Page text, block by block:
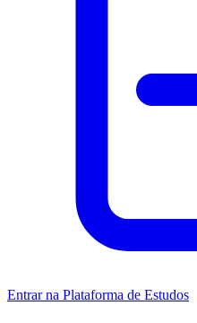
Entrar na Plataforma de Estudos